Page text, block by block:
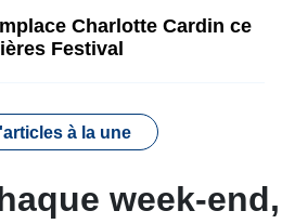
Charlotte Cardin ce
Festival
à la une
week-end,